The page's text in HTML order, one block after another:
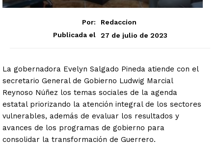
Por:
Redaccion
Publicada el
27 de julio de 2023
La gobernadora Evelyn Salgado Pineda atiende con el
secretario General de Gobierno Ludwig Marcial
Reynoso Núñez los temas sociales de la agenda
estatal priorizando la atención integral de los sectores
vulnerables, además de evaluar los resultados y
avances de los programas de gobierno para
consolidar la transformación de Guerrero.